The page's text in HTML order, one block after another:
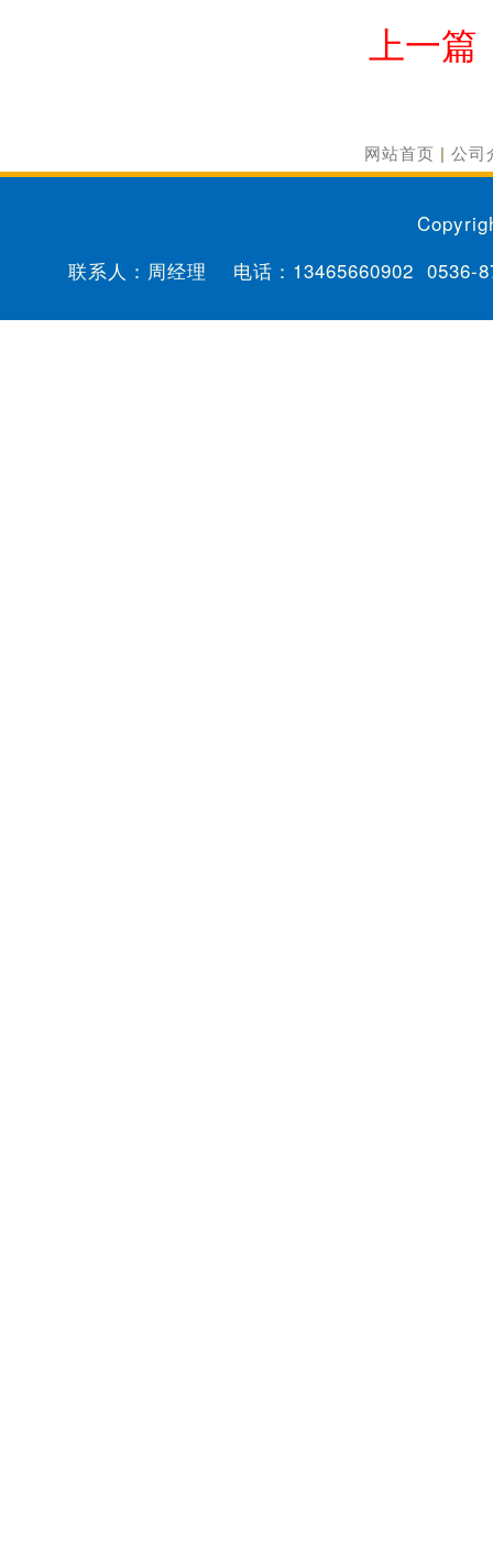
上一
网站首页 | 公司
联系人：周经理 电话： 13465660902 0536-